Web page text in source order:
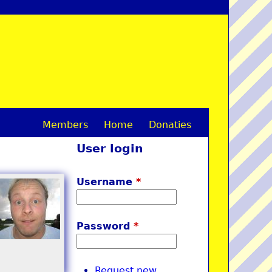
M
i
n
m
Members Home Donaties
User login
Username*
Password*